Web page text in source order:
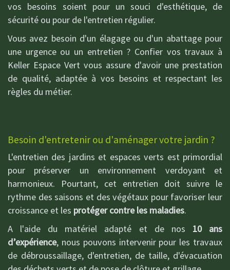
vos besoins soient pour un souci d'esthétique, de
sécurité ou pour de l'entretien régulier.
Vous avez besoin d'un élagage ou d'un abattage pour
une urgence ou un entretien ? Confier vos travaux à
Keller Espace Vert vous assure d'avoir une prestation
de qualité, adaptée à vos besoins et respectant les
règles du métier.
Besoin d'entretenir ou d'aménager votre jardin ?
L'entretien des jardins et espaces verts est primordial
pour préserver un environnement verdoyant et
harmonieux. Pourtant, cet entretien doit suivre le
rythme des saisons et des végétaux pour favoriser leur
croissance et les protéger contre les maladies.
A l'aide du matériel adapté et de nos 10 ans
d’expérience, nous pouvons intervenir pour les travaux
de débroussaillage, d'entretien, de taille, d'évacuation